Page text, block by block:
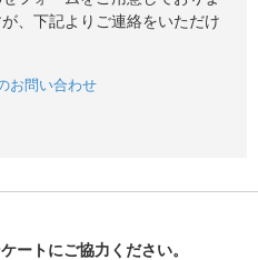
、下記よりご連絡をいただけ
お問い合わせ
ートにご協力ください。